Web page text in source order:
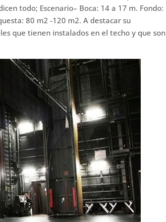
todo; Escenario– Boca: 14 a 17 m. Fondo:
80 m2 -120 m2. A destacar su
que tienen instalados en el techo y que son